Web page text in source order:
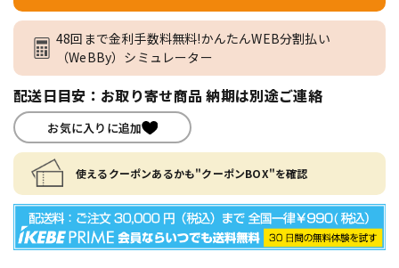
48回まで金利手数料無料!かんたんWEB分割払い
（WeBBy）シミュレーター
配送日目安：お取り寄せ商品 納期は別途ご連絡
お気に入りに追加
使えるクーポンあるかも"クーポンBOX"を確認